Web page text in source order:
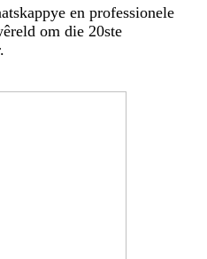
en professionele
om die 20ste